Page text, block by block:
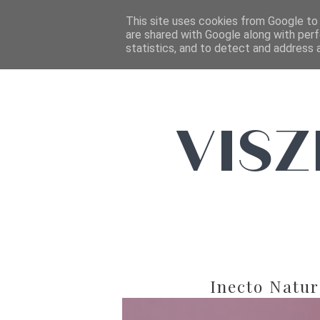
Inecto
This site uses cookies from Google
are shared with Google along with
statistics, and to detect and address